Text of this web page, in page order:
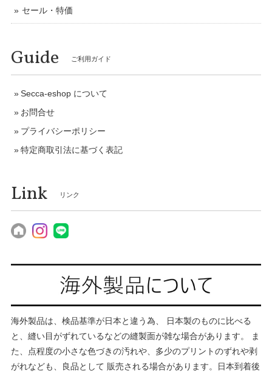
セール・特価
Guide ご利用ガイド
Secca-eshop について
お問合せ
プライバシーポリシー
特定商取引法に基づく表記
Link リンク
海外製品は、検品基準が日本と違う為、 日本製のものに比べる
と、縫い目がずれているなどの縫製面が雑な場合があります。 ま
た、点程度の小さな色づきの汚れや、多少のプリントのずれや剥
がれなども、良品として 販売される場合があります。日本到着後